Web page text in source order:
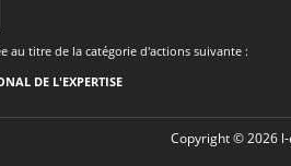
au titre de la catégorie d'actions suivante :
DE L'EXPERTISE
Copyright © 2026